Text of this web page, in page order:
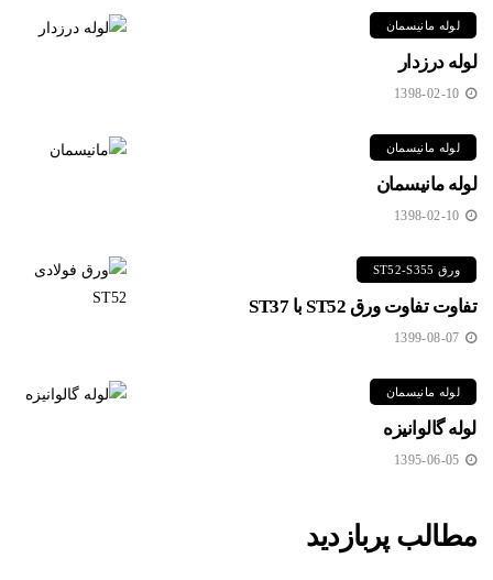
لوله مانیسمان
لوله درزدار
1398-02-10
لوله مانیسمان
لوله مانیسمان
1398-02-10
ورق ST52-S355
تفاوت تفاوت ورق ST52 با ST37
1399-08-07
لوله مانیسمان
لوله گالوانیزه
1395-06-05
مطالب پربازدید